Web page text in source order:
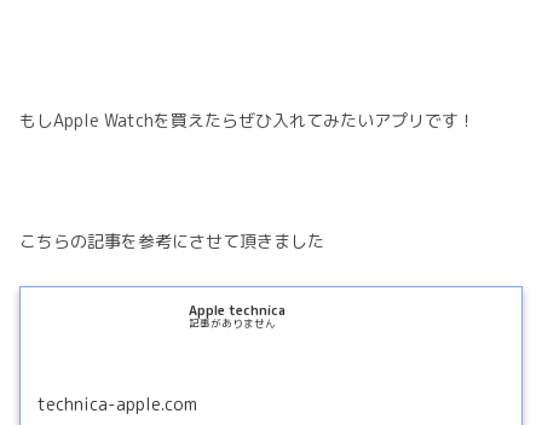
もしApple Watchを買えたらぜひ入れてみたいアプリです！
こちらの記事を参考にさせて頂きました
Apple technica
記事がありません
technica-apple.com